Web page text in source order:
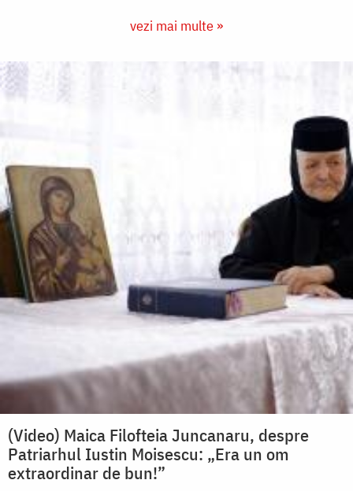
vezi mai multe »
(Video) Maica Filofteia Juncanaru, despre
Patriarhul Iustin Moisescu: „Era un om
extraordinar de bun!”